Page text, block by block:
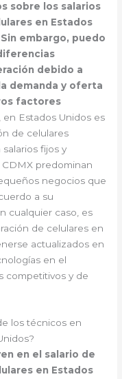
sobre los salarios
en Estados
embargo, puedo
debido a
demanda y oferta
factores
en Estados Unidos es
de celulares
fijos y
predominan
negocios que
a su
cualquier caso, es
de celulares en
actualizados en
en el
competitivos y de
los técnicos en
en el salario de
en Estados